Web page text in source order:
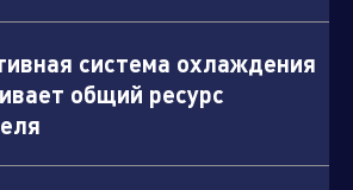
система охлаждения
общий ресурс